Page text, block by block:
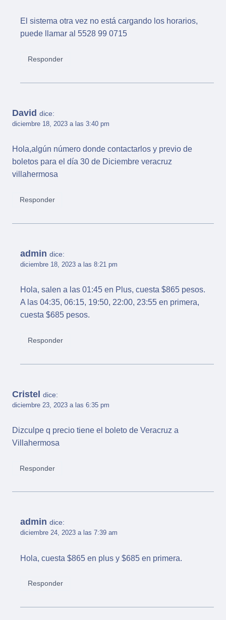
El sistema otra vez no está cargando los horarios,
puede llamar al 5528 99 0715
Responder
David dice:
diciembre 18, 2023 a las 3:40 pm
Hola,algún número donde contactarlos y previo de
boletos para el día 30 de Diciembre veracruz
villahermosa
Responder
admin dice:
diciembre 18, 2023 a las 8:21 pm
Hola, salen a las 01:45 en Plus, cuesta $865 pesos.
A las 04:35, 06:15, 19:50, 22:00, 23:55 en primera,
cuesta $685 pesos.
Responder
Cristel dice:
diciembre 23, 2023 a las 6:35 pm
Dizculpe q precio tiene el boleto de Veracruz a
Villahermosa
Responder
admin dice:
diciembre 24, 2023 a las 7:39 am
Hola, cuesta $865 en plus y $685 en primera.
Responder